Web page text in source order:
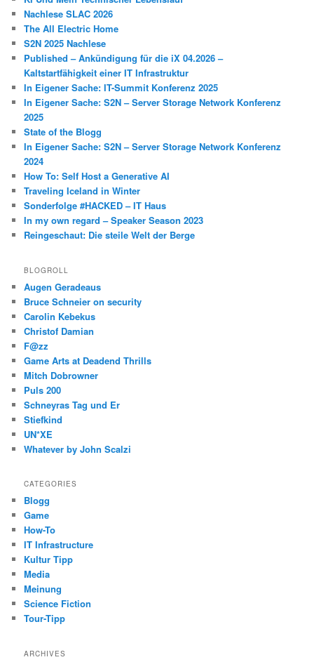
Nachlese SLAC 2026
The All Electric Home
S2N 2025 Nachlese
Published – Ankündigung für die iX 04.2026 –
Kaltstartfähigkeit einer IT Infrastruktur
In Eigener Sache: IT-Summit Konferenz 2025
In Eigener Sache: S2N – Server Storage Network Konferenz
2025
State of the Blogg
In Eigener Sache: S2N – Server Storage Network Konferenz
2024
How To: Self Host a Generative AI
Traveling Iceland in Winter
Sonderfolge #HACKED – IT Haus
In my own regard – Speaker Season 2023
Reingeschaut: Die steile Welt der Berge
BLOGROLL
Augen Geradeaus
Bruce Schneier on security
Carolin Kebekus
Christof Damian
F@zz
Game Arts at Deadend Thrills
Mitch Dobrowner
Puls 200
Schneyras Tag und Er
Stiefkind
UN*XE
Whatever by John Scalzi
CATEGORIES
Blogg
Game
How-To
IT Infrastructure
Kultur Tipp
Media
Meinung
Science Fiction
Tour-Tipp
ARCHIVES